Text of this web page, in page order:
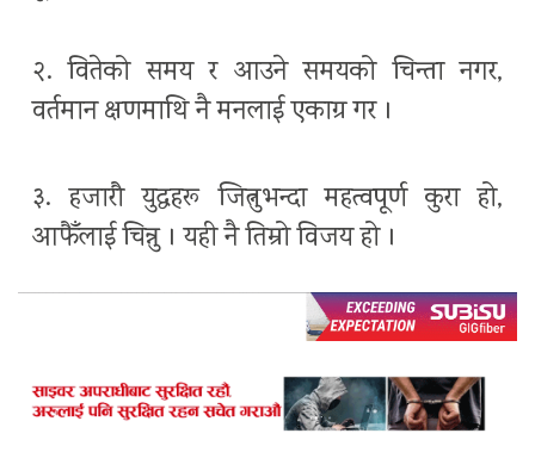
२. वितेको समय र आउने समयको चिन्ता नगर,
वर्तमान क्षणमाथि नै मनलाई एकाग्र गर ।
३. हजारौ युद्धहरू जित्नुभन्दा महत्वपूर्ण कुरा हो,
आफैँलाई चिन्नु । यही नै तिम्रो विजय हो ।